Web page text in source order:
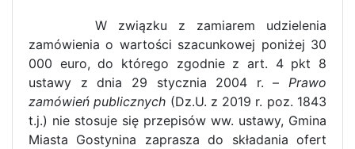
W związku z zamiarem udzielenia
zamówienia o wartości szacunkowej poniżej 30
000 euro, do którego zgodnie z art. 4 pkt 8
ustawy z dnia 29 stycznia 2004 r. – Prawo
zamówień publicznych (Dz.U. z 2019 r. poz. 1843
t.j.) nie stosuje się przepisów ww. ustawy, Gmina
Miasta Gostynina zaprasza do składania ofert